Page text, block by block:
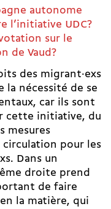
autonome
l’initiative UDC?
sur le
de Vaud?
des migrant·exs
nécessité de se
car ils sont
cette initiative, du
mesures
circulation pour les
Dans un
droite prend
de faire
la matière, qui